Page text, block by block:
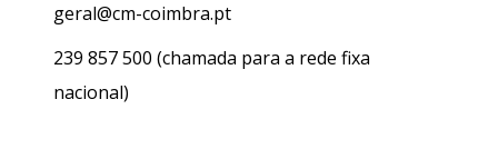
geral@cm-coimbra.pt
239 857 500 (chamada para a rede fixa
nacional)